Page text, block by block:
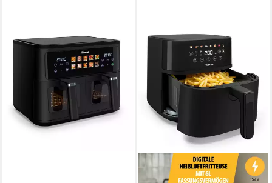
Heißluftfritteuse FR-9075
Leistung
ab 79,99 € UVP129,99 €
lieferbar - in 2-3 Werktagen bei dir